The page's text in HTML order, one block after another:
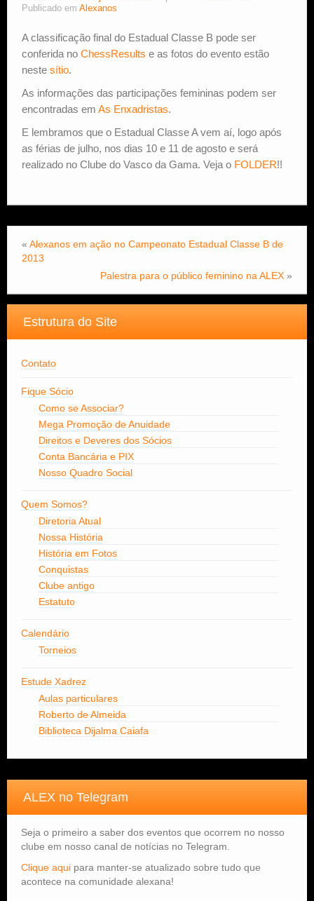
Publicado em Alexanos
A classificação final do Estadual Classe B pode ser
conferida no ChessResults e as fotos do evento estão
neste sítio.
As informações das participações femininas podem ser
encontradas em As Enxadristas.
E lembramos que o Estadual Classe A vem aí, logo após
as férias de julho, nos dias 10 e 11 de agosto e será
realizado no Clube do Vasco da Gama. Veja o FOLDER!!
« Alexanos em ação no Campeonato Estadual Classe B de
2013
Palestra para o público feminino na ALEX »
Estrutura do Site
Contato
Fique Sócio
Como se Associar?
Mega Promoção de Anuidade
Direitos e Deveres dos Sócios
Conta Bancária e PIX
Nosso Quadro Social
Quem Somos?
Diretoria Atual
Nossa História
História em Fotos
Conquistas
Clube antigo
Estatuto
Calendário
Torneios
Estude Xadrez
Aulas particulares
Roberto de Almeida
Biblioteca Dijalma Caiafa
ALEX no Telegram
Seja o primeiro a saber dos eventos que ocorrem no nosso
clube em nosso canal de notícias no Telegram.
Clique aqui para manter-se atualizado sobre tudo que
acontece na comunidade alexana!